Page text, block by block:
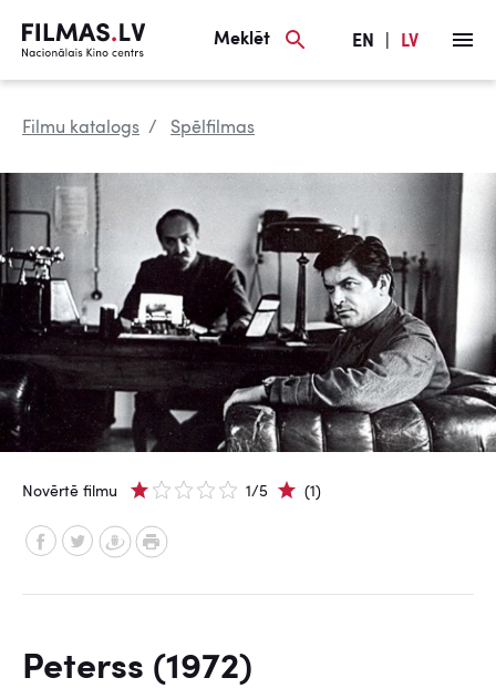
Meklēt EN LV
Filmu katalogs Spēlfilmas
Novērtē filmu 1/5 (1)
Peterss (1972)